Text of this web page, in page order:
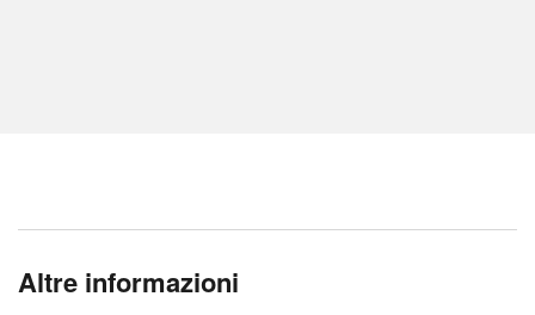
Altre informazioni